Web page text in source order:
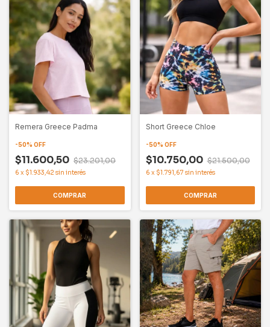
Remera Greece Padma
-50% OFF
$11.600,50 $23.201,00
6 x $1.933,42 sin interés
COMPRAR
Short Greece Chloe
-50% OFF
$10.750,00 $21.500,00
6 x $1.791,67 sin interés
COMPRAR